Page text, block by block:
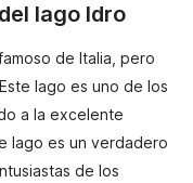
lago Idro
de Italia, pero
lago es uno de los
a la excelente
lago es un verdadero
de los